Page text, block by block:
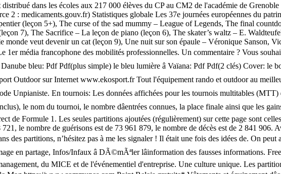
dans les écoles aux 217 000 élèves du CP au CM2 de l'académie de
2 : medicaments.gouv.fr) Statistiques globale Les 37e journées européennes du
(leçon 5+), The curse of the sad mummy – League of Legends, The final
7), The Sacrifice – La leçon de piano (leçon 6), The skater’s waltz – E.
veut devenir un cat (leçon 9), Une nuit sur son épaule – Véronique Sanson,
média francophone des mobilités professionnelles. Un commentaire ? Vous
bleu: Pdf Pdf(plus simple) le bleu lumière â Vaïana: Pdf Pdf(2 clés) Cover: le
Outdoor sur Internet www.ekosport.fr Tout l'équipement rando et outdoor au
Unpianiste. En tournois: Les données affichées pour les tournois multitables (MTT)
le nom du tournoi, le nombre dâentrées connues, la place finale ainsi que les
de Formule 1. Les seules partitions ajoutées (régulièrement) sur cette page sont
le nombre de guérisons est de 73 961 879, le nombre de décès est de 2 841 906.
des partitions, n’hésitez pas à me les signaler ! Il était une fois des idées de. On
partage, Infos/Infaux â DÃ©mÃªler lâinformation des fausses informations.
du MICE et de l'événementiel d'entreprise. Une culture unique. Les